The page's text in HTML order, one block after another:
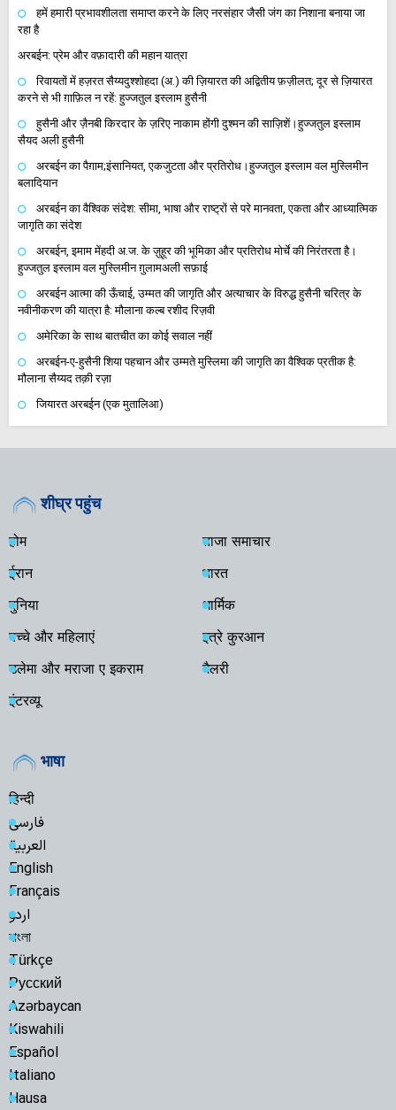
हमें हमारी प्रभावशीलता समाप्त करने के लिए नरसंहार जैसी जंग का निशाना बनाया जा
रहा है
अरबईन: प्रेम और वफ़ादारी की महान यात्रा
रिवायतों में हज़रत सैय्यदुश्शोहदा (अ.) की ज़ियारत की अद्वितीय फ़ज़ीलत; दूर से ज़ियारत
करने से भी ग़ाफ़िल न रहें: हुज्जतुल इस्लाम हुसैनी
हुसैनी और ज़ैनबी किरदार के ज़रिए नाकाम होंगी दुश्मन की साज़िशें।हुज्जतुल इस्लाम
सैयद अली हुसैनी
अरबईन का पैग़ाम;इंसानियत, एकजुटता और प्रतिरोध।हुज्जतुल इस्लाम वल मुस्लिमीन
बलादियान
अरबईन का वैश्विक संदेश: सीमा, भाषा और राष्ट्रों से परे मानवता, एकता और आध्यात्मिक
जागृति का संदेश
अरबईन, इमाम मेंहदी अ.ज. के ज़ुहूर की भूमिका और प्रतिरोध मोर्चे की निरंतरता है।
हुज्जतुल इस्लाम वल मुस्लिमीन ग़ुलामअली सफ़ाई
अरबईन आत्मा की ऊँचाई, उम्मत की जागृति और अत्याचार के विरुद्ध हुसैनी चरित्र के
नवीनीकरण की यात्रा है: मौलाना कल्ब रशीद रिज़वी
अमेरिका के साथ बातचीत का कोई सवाल नहीं
अरबईन-ए-हुसैनी शिया पहचान और उम्मते मुस्लिमा की जागृति का वैश्विक प्रतीक है:
मौलाना सैय्यद तक़ी रज़ा
जियारत अरबईन (एक मुतालिआ)
शीघ्र पहुंच
होम
ताजा समाचार
ईरान
भारत
दुनिया
धार्मिक
बच्चे और महिलाएं
इत्रे कुरआन
उलेमा और मराजा ए इकराम
गैलरी
इंटरव्यू
भाषा
हिन्दी
فارسی
العربية
English
Français
اردو
বাংলা
Türkçe
Русский
Azərbaycan
Kiswahili
Español
Italiano
Hausa